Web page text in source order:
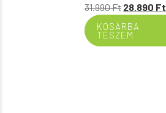
31.990Ft Original
price
was:
28.890 Ft
KOSÁRBA
TESZEM